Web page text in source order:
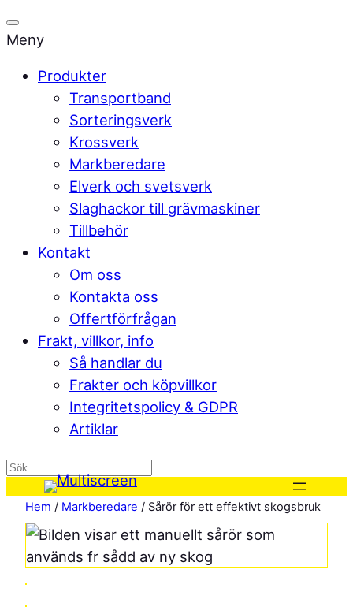
Meny
Produkter
Transportband
Sorteringsverk
Krossverk
Markberedare
Elverk och svetsverk
Slaghackor till grävmaskiner
Tillbehör
Kontakt
Om oss
Kontakta oss
Offertförfrågan
Frakt, villkor, info
Så handlar du
Frakter och köpvillkor
Integritetspolicy & GDPR
Artiklar
Hem / Markberedare / Sårör för ett effektivt skogsbruk